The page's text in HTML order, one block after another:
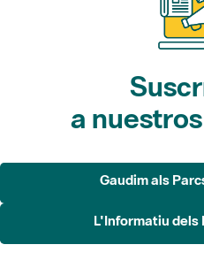
a
Gaudim als
L'Informatiu